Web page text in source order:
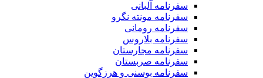
سفرنامه آلبانی
سفرنامه مونته نگرو
سفرنامه رومانی
سفرنامه بلاروس
سفرنامه مجارستان
سفرنامه صربستان
سفرنامه بوسنی و هرزگوین